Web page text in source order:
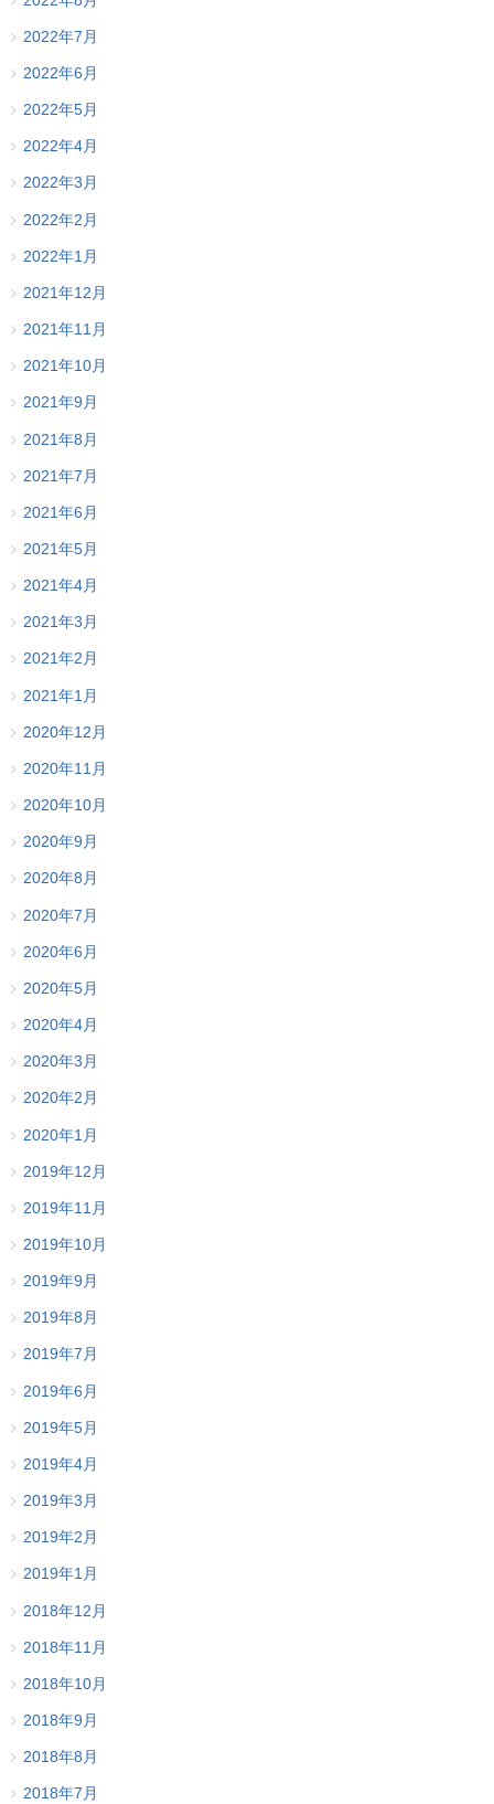
2022年7月
2022年6月
2022年5月
2022年4月
2022年3月
2022年2月
2022年1月
2021年12月
2021年11月
2021年10月
2021年9月
2021年8月
2021年7月
2021年6月
2021年5月
2021年4月
2021年3月
2021年2月
2021年1月
2020年12月
2020年11月
2020年10月
2020年9月
2020年8月
2020年7月
2020年6月
2020年5月
2020年4月
2020年3月
2020年2月
2020年1月
2019年12月
2019年11月
2019年10月
2019年9月
2019年8月
2019年7月
2019年6月
2019年5月
2019年4月
2019年3月
2019年2月
2019年1月
2018年12月
2018年11月
2018年10月
2018年9月
2018年8月
2018年7月